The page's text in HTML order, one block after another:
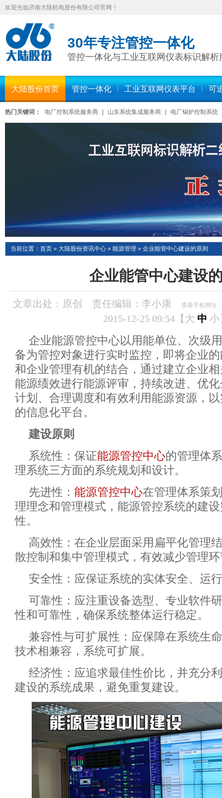
欢迎光临济南大陆机电股份有限公司官网！
30年专注管控一体化
管控一体化与工业互联网仪表标识解析
大陆股份首页 管控一体化 工业互联网仪表平台 可
热门关键词： 电厂控制系统服务商 山东系统集成服务商 电厂锅炉控制系统
当前位置： 首页 » 大陆股份资讯中心 » 能源管理 » 企业能管中心建设的原则
企业能管中心建设
文章出处：原创 责任编辑：李小康 查看手机网址
2015-12-25 09:54【 大 中 小
企业能源管控中心以用能单位、次级
备为管控对象进行实时监控，即将企业
和企业管理有机的结合，通过建立企业
能源绩效进行能源评审，持续改进、优
计划、合理调度和有效利用能源资源，
的信息化平台。
建设原则
系统性：保证能源管控中心的管理体
理系统三方面的系统规划和设计。
先进性： 能源管控中心在管理体系策
理理念和管理模式，能源管控系统的建
性。
高效性：在企业层面采用扁平化管理
散控制和集中管理模式，有效减少管理
安全性：应保证系统的实体安全、运
可靠性：应注重设备选型、专业软件
性和可靠性，确保系统整体运行稳定。
兼容性与可扩展性：应保障在系统生
技术相兼容，系统可扩展。
经济性：应追求最佳性价比，并充分
建设的系统成果，避免重复建设。